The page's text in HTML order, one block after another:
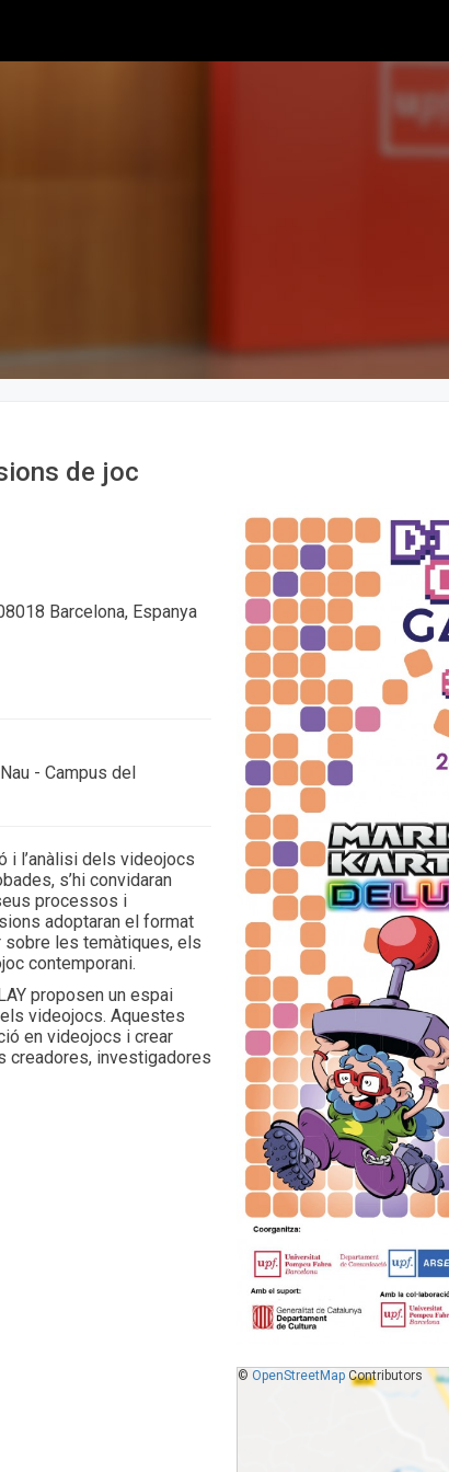
de joc
Barcelona, Espanya
- Campus del
i l’anàlisi dels videojocs
s’hi convidaran
processos i
adoptaran el format
sobre les temàtiques, els
contemporani.
proposen un espai
videojocs. Aquestes
en videojocs i crear
creadores, investigadores
© OpenStreetMapContributors